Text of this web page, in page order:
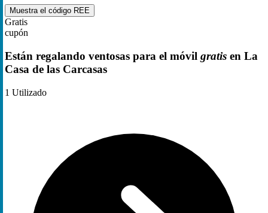
Muestra el código REE
Gratis
cupón
Están regalando ventosas para el móvil gratis en La
Casa de las Carcasas
1 Utilizado